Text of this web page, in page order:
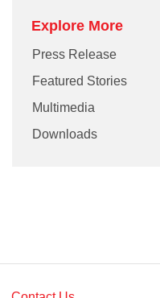
Explore More
Press Release
Featured Stories
Multimedia
Downloads